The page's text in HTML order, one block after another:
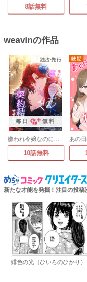
8話無料
weavinの作品
毎日 無料
嫌われ令嬢なのに、第一王子と契約結婚ですか!?
10話無料
新たな才能を発掘！注目の投稿
緋色の光（ひいろのひかり）